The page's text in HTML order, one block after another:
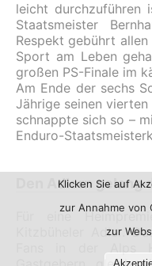
leicht durchzuführen
Staatsmeister
Respekt gebührt
Sport am Leben
großen PS-Finale im
Am Ende der sechs
Jährige seinen
schnappte sich so –
Enduro-
Den Adlern gelang
Für eine
Kitzbüheler Adler.
Klicken Sie auf
zur Annahme von
zur